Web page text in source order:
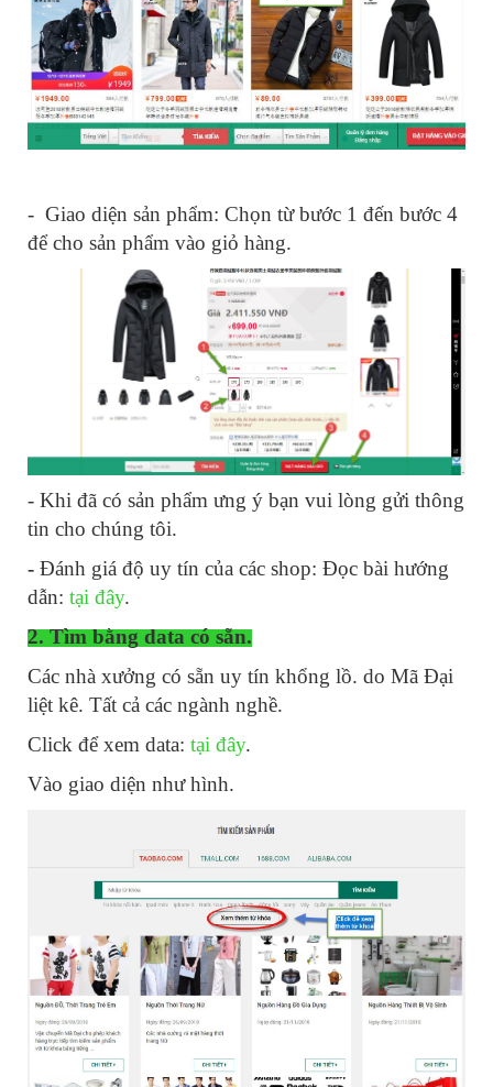
- Giao diện sản phẩm: Chọn từ bước 1 đến bước 4
để cho sản phẩm vào giỏ hàng.
- Khi đã có sản phẩm ưng ý bạn vui lòng gửi thông
tin cho chúng tôi.
- Đánh giá độ uy tín của các shop: Đọc bài hướng
dẫn: tại đây.
2. Tìm bằng data có sẵn.
Các nhà xưởng có sẵn uy tín khổng lồ. do Mã Đại
liệt kê. Tất cả các ngành nghề.
Click để xem data: tại đây.
Vào giao diện như hình.